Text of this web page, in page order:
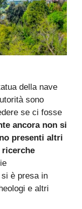
della nave
sono
se ci fosse
ancora non si
presenti altri
ricerche
si è presa in
e altri